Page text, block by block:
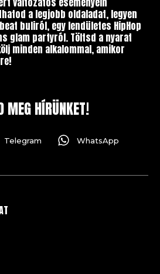
a legjobb oldaladat, legyen
buliról, egy lendületes HipHop
glam partyról. Töltsd a nyarat
minden alkalommal, amikor
MEG HÍRÜNKET!
Telegram WhatsApp